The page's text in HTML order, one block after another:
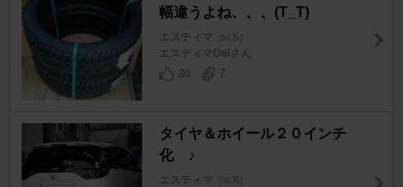
幅違うよね、、、(T_T)
エスティマ [50系]
エスティマDeiさん
30
7
タイヤ＆ホイール２０インチ
化 ♪
エスティマ [50系]